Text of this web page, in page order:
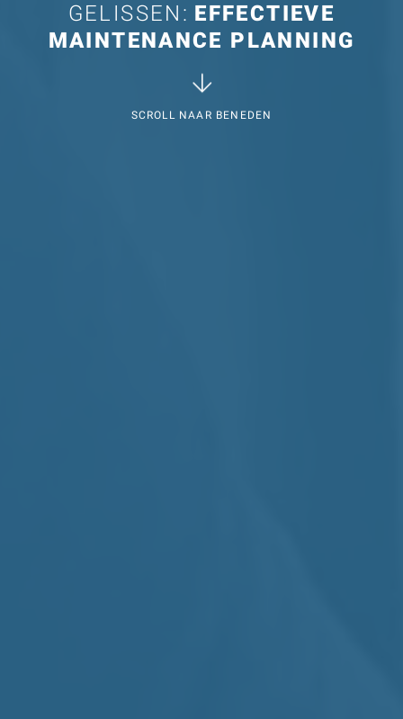
GELISSEN: EFFECTIEVE
MAINTENANCE PLANNING
SCROLL NAAR BENEDEN